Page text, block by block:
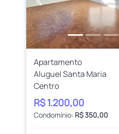
Anterior
Apartamento
Aluguel Santa Maria
Centro
R$ 1.200,00
Condomínio: R$ 350,00